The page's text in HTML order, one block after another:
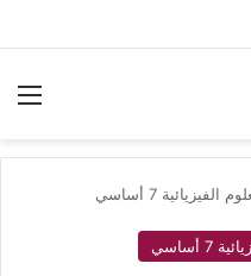
الفيزيائية 7 أساسي
7 أساسي